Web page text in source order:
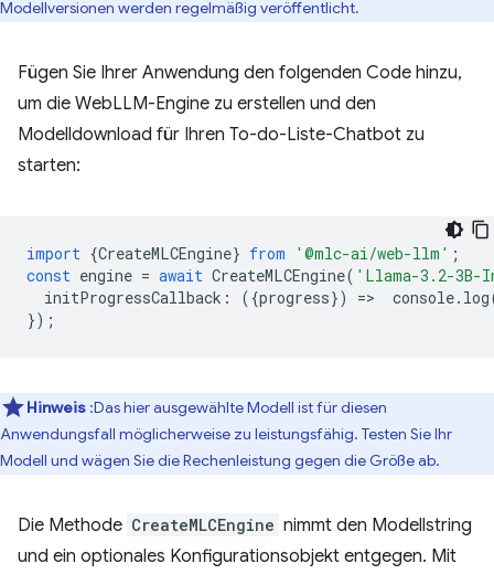
Modellversionen werden regelmäßig veröffentlicht.
Fügen Sie Ihrer Anwendung den folgenden Code hinzu,
um die WebLLM-Engine zu erstellen und den
Modelldownload für Ihren To-do-Liste-Chatbot zu
starten:
import {CreateMLCEngine} from '@mlc-ai/web-llm' ;
const engine = await CreateMLCEngine( 'Llama-3.2-3B-
initProgressCallback : ({progress}) => console. log
});
Hinweis :Das hier ausgewählte Modell ist für diesen
Anwendungsfall möglicherweise zu leistungsfähig. Testen Sie Ihr
Modell und wägen Sie die Rechenleistung gegen die Größe ab.
Die Methode CreateMLCEngine nimmt den Modellstring
und ein optionales Konfigurationsobjekt entgegen. Mit